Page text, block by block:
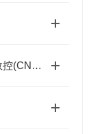
2013龙门加工中心的工作原理基于计算机数控(CNC)技术